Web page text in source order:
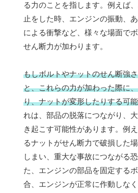
る力のことを指します。例えば
止をした時、エンジンの振動、
による衝撃など、様々な場面で
せん断力が加わります。
もしボルトやナットのせん断強
と、これらの力が加わった際に
り、ナットが変形したりする可
れは、部品の脱落につながり、
き起こす可能性があります。例
るナットがせん断力で破損した
しまい、重大な事故につながる
た、エンジンの部品を固定する
合、エンジンが正常に作動しな